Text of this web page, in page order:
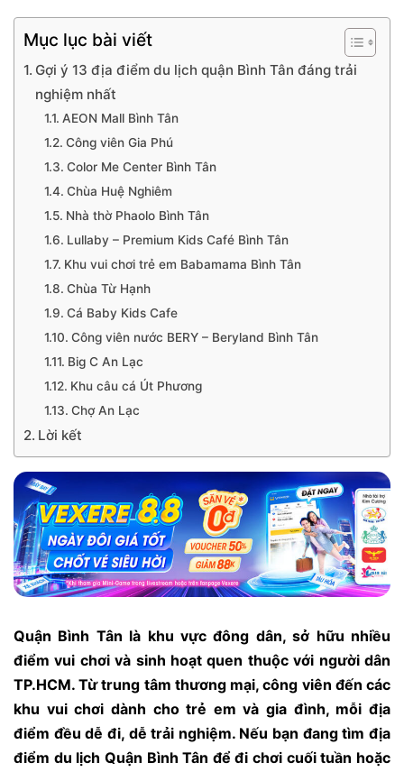
Mục lục bài viết
Gợi ý 13 địa điểm du lịch quận Bình Tân đáng trải
nghiệm nhất
AEON Mall Bình Tân
Công viên Gia Phú
Color Me Center Bình Tân
Chùa Huệ Nghiêm
Nhà thờ Phaolo Bình Tân
Lullaby – Premium Kids Café Bình Tân
Khu vui chơi trẻ em Babamama Bình Tân
Chùa Từ Hạnh
Cá Baby Kids Cafe
Công viên nước BERY – Beryland Bình Tân
Big C An Lạc
Khu câu cá Út Phương
Chợ An Lạc
Lời kết
Quận Bình Tân là khu vực đông dân, sở hữu nhiều
điểm vui chơi và sinh hoạt quen thuộc với người dân
TP.HCM. Từ trung tâm thương mại, công viên đến các
khu vui chơi dành cho trẻ em và gia đình, mỗi địa
điểm đều dễ đi, dễ trải nghiệm. Nếu bạn đang tìm địa
điểm du lịch Quận Bình Tân để đi chơi cuối tuần hoặc